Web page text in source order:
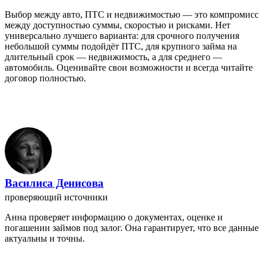
Выбор между авто, ПТС и недвижимостью — это компромисс
между доступностью суммы, скоростью и рисками. Нет
универсально лучшего варианта: для срочного получения
небольшой суммы подойдёт ПТС, для крупного займа на
длительный срок — недвижимость, а для среднего —
автомобиль. Оценивайте свои возможности и всегда читайте
договор полностью.
Василиса Денисова
проверяющий источники
Анна проверяет информацию о документах, оценке и
погашении займов под залог. Она гарантирует, что все данные
актуальны и точны.